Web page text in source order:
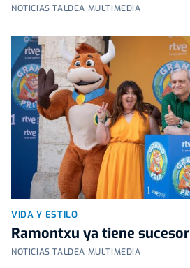
NOTICIAS TALDEA MULTIMEDIA
VIDA Y ESTILO
Ramontxu ya tiene sucesor
NOTICIAS TALDEA MULTIMEDIA